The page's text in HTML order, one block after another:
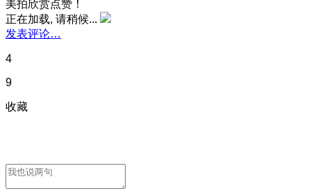
美拍欣赏点赞！
正在加载, 请稍候...
发表评论…
4
9
收藏